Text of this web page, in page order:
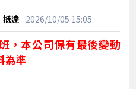
2026/10/05 15:05
，本公司保有最後變動
為準